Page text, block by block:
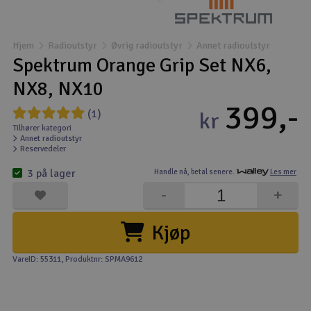
Droner
Droner for FPV
Fly
Helikopter
Kamerautstyr
Modellbygging, LEGO & byggesett
Modelljernbane
Hjem Radioutstyr Øvrig radioutstyr Annet radioutstyr
Spektrum Orange Grip Set NX6,
NX8, NX10
(1)
Tilhører kategori
Annet radioutstyr
Reservedeler
Handle nå, betal senere. Les mer
kr 399,-
Kjøp
+
-
3 på lager
VareID: 55311, Produktnr: SPMA9612